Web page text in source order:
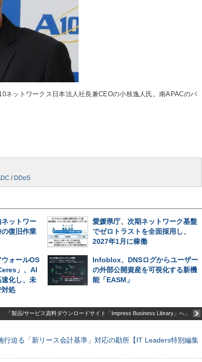
ットワークス日本法人社長兼CEOの小枝逸人氏。南APACのバ
/ DDoS
ットワー
復旧作業
愛媛県庁、次期ネットワーク基盤
でゼロトラストを全面採用し、
2027年1月に稼働
ォールOS
」、AI
化し、未
対処
Infoblox、DNSログからユーザー
の外部公開資産を可視化する新機
能「EASM」
「製品/サービス資料ダウンロードサイト「Impress Business Library」へ」
行迫る「新リース会計基準」対応の勘所【IT Leaders特別編集